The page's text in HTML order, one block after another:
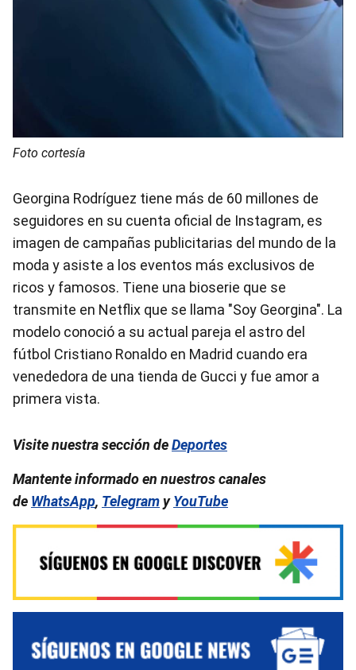
Foto cortesía
Georgina Rodríguez tiene más de 60 millones de
seguidores en su cuenta oficial de Instagram, es
imagen de campañas publicitarias del mundo de la
moda y asiste a los eventos más exclusivos de
ricos y famosos. Tiene una bioserie que se
transmite en Netflix que se llama "Soy Georgina". La
modelo conoció a su actual pareja el astro del
fútbol Cristiano Ronaldo en Madrid cuando era
venededora de una tienda de Gucci y fue amor a
primera vista.
Visite nuestra sección deDeportes
Mantente informado en nuestros canales
de WhatsApp, TelegramyYouTube